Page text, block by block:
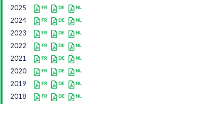
2025
2024
2023
2022
2021
2020
2019
2018